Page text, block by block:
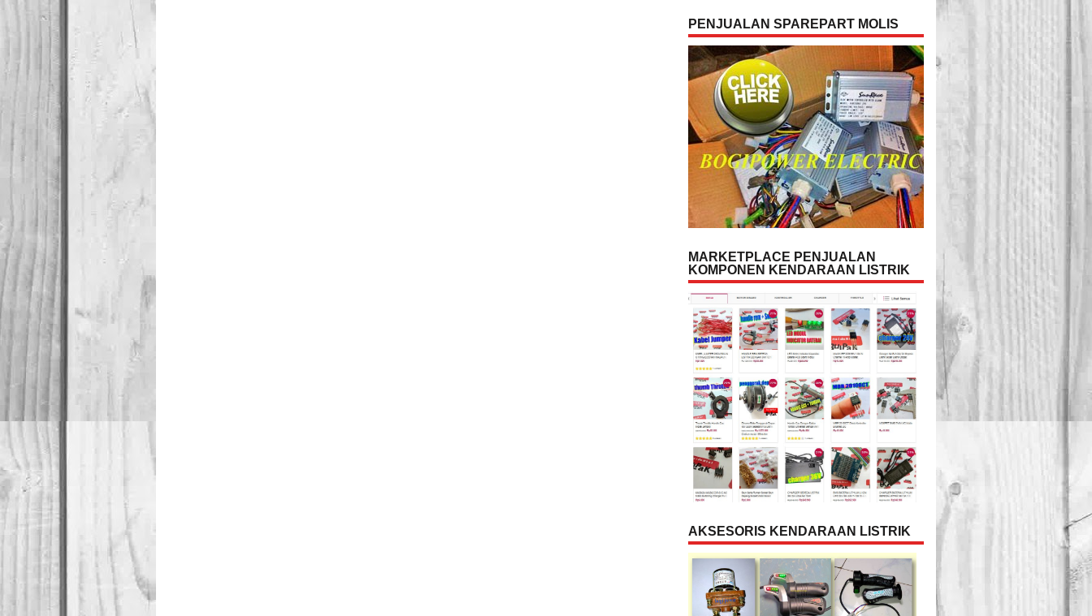
PENJUALAN SPAREPART MOLIS
MARKETPLACE PENJUALAN
KOMPONEN KENDARAAN LISTRIK
AKSESORIS KENDARAAN LISTRIK